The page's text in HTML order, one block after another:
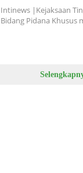
Intinews |Kejaksaan
Bidang Pidana Khusus